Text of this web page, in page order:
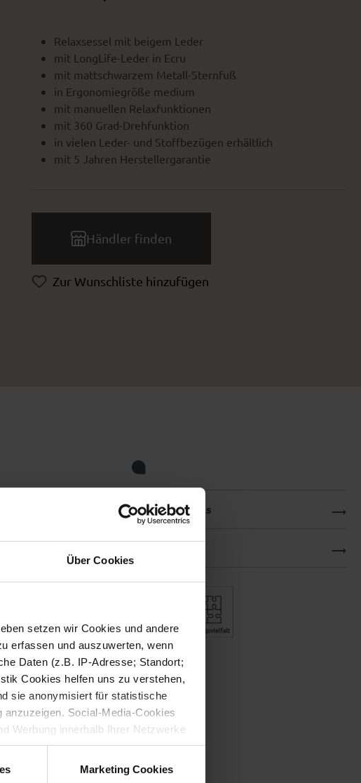
Über Cookies
setzen wir Cookies und andere
erfassen und auszuwerten, wenn
Daten (z.B. IP-Adresse; Standort;
Cookies helfen uns zu verstehen,
sie anonymisiert für statistische
Social-Media-Cookies
Werbung innerhalb Ihrer Netzwerke
Cookies zulassen möchten.
„ Einverstanden
“, wenn Sie mit
Marketing Cookies
Relaxsessel mit beigem Leder
mit LongLife-Leder in Ecru
mit mattschwarzem Metall-Sternfuß
in Ergonomiegröße medium
mit manuellen Relaxfunktionen
mit 360 Grad-Drehfunktion
in vielen Leder- und Stoffbezügen erhältlich
mit 5 Jahren Herstellergarantie
Händler finden
Zur Wunschliste hinzufügen
Produktdetails